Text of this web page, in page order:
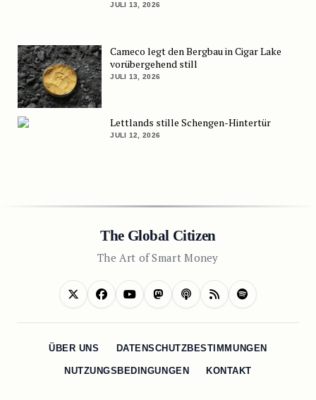
JULI 13, 2026
Cameco legt den Bergbau in Cigar Lake
vorübergehend still
JULI 13, 2026
Lettlands stille Schengen-Hintertür
JULI 12, 2026
The Global Citizen
The Art of Smart Money
ÜBER UNS DATENSCHUTZBESTIMMUNGEN
NUTZUNGSBEDINGUNGEN KONTAKT